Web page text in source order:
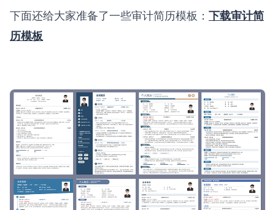
下面还给大家准备了一些审计简历模板： 下载审计简
历模板